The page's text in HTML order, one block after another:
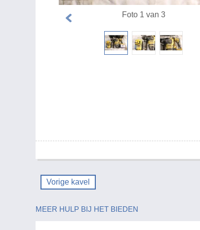
Foto 1 van 3
Vorige kavel
MEER HULP BIJ HET BIEDEN